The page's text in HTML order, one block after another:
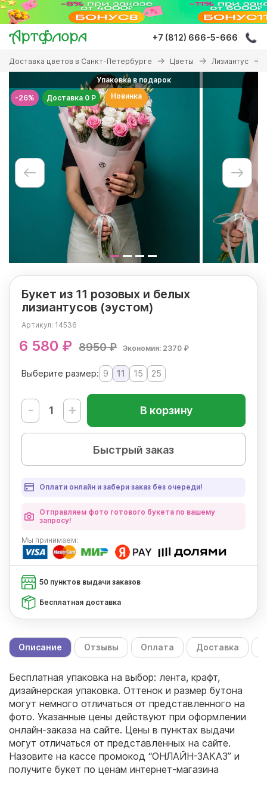
Перейти
основному
содержанию
+7 (812) 666-5-666
Вы
здесь
Доставка цветов в Санкт-Петербурге Цветы Лизиантус
-26%
Упаковка в подарок
Доставка 0 Р
Новинка
Букет из 11 розовых и белых
лизиантусов (эустом)
Артикул: 14536
6 580 ₽ 8950 ₽ Экономия: 2370 ₽
Выберите размер: 9 11 15 25
- + В корзину
Быстрый заказ
Оплати онлайн и забери заказ без очереди!
Отправляем фото готового букета по вашему
запросу!
Мы принимаем:
50 пунктов выдачи заказов
Бесплатная доставка
Описание Отзывы Оплата Доставка
Бесплатная упаковка на выбор: лента, крафт,
дизайнерская упаковка. Оттенок и размер бутона
могут немного отличаться от представленного на
фото. Указанные цены действуют при оформлении
онлайн-заказа на сайте. Цены в пунктах выдачи
могут отличаться от представленных на сайте.
Назовите на кассе промокод “ОНЛАЙН-ЗАКАЗ” и
получите букет по ценам интернет-магазина